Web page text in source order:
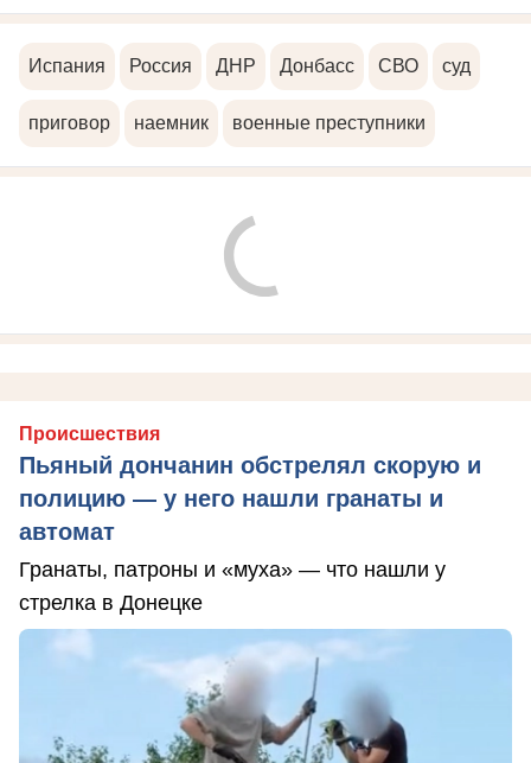
Испания Россия ДНР Донбасс СВО суд
приговор наемник военные преступники
Происшествия
Пьяный дончанин обстрелял скорую и
полицию — у него нашли гранаты и
автомат
Гранаты, патроны и «муха» — что нашли у
стрелка в Донецке